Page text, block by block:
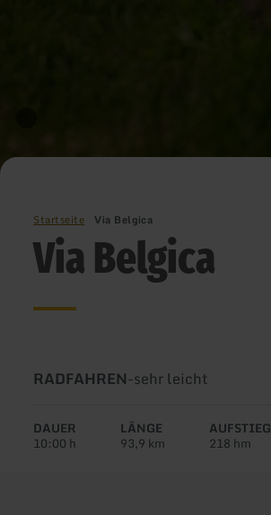
Startseite Via Belgica
Via Belgica
Art
Tour:
RADFAHREN-Schwierigkeit:
sehr leicht
DAUER
10:00 h
LÄNGE
93,9 km
AUFSTIEG
218 hm